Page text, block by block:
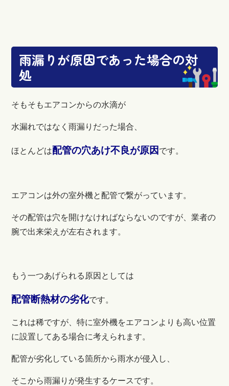
雨漏りが原因であった場合の対
処
そもそもエアコンからの水滴が
水漏れではなく雨漏りだった場合、
ほとんどは配管の穴あけ不良が原因 です。
エアコンは外の室外機と配管で繋がっています。
その配管は穴を開けなければならないのですが、業者の
腕で出来栄えが左右されます。
もう一つあげられる原因としては
配管断熱材の劣化です。
これは稀ですが、特に室外機をエアコンよりも高い位置
に設置してある場合に考えられます。
配管が劣化している箇所から雨水が侵入し、
そこから雨漏りが発生するケースです。